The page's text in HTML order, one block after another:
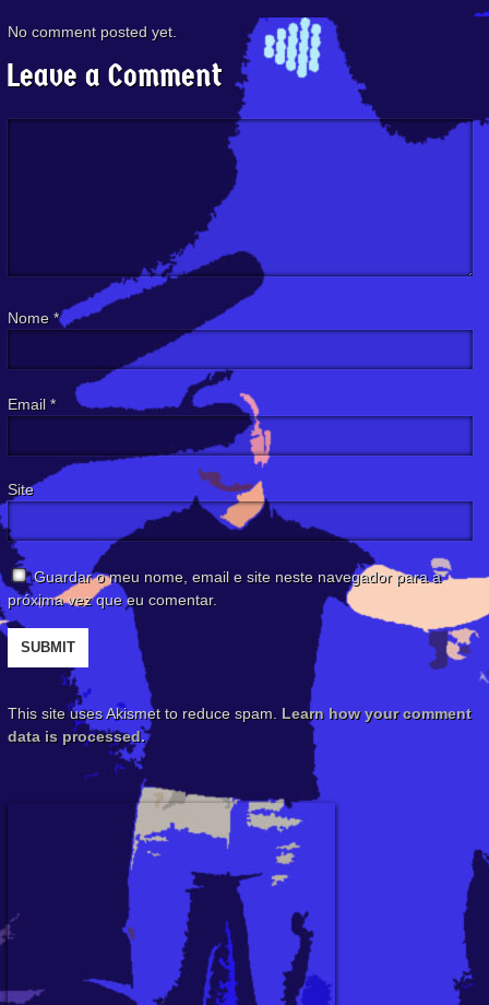
No comment posted yet.
Leave a Comment
Nome *
Email *
Site
Guardar o meu nome, email e site neste navegador para a
próxima vez que eu comentar.
This site uses Akismet to reduce spam. Learn how your comment
data is processed.